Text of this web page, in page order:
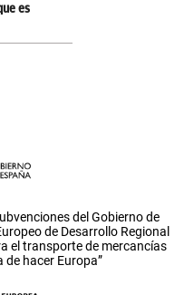
es
del Gobierno de
de Desarrollo Regional
el transporte de mercancías
de hacer Europa”